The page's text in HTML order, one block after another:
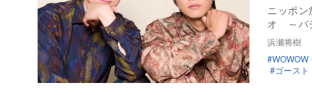
ニッポ
オ ～バ
浜瀬将樹
WOWOW
ゴース